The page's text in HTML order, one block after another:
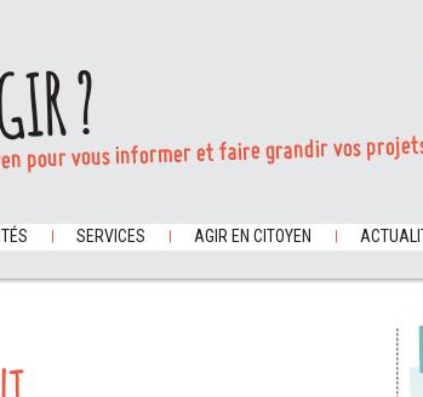
?
pour vous informer et faire grandir vos
SERVICES AGIR EN CITOYEN